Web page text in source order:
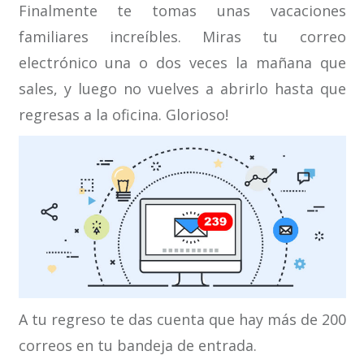
Finalmente te tomas unas vacaciones
familiares increíbles. Miras tu correo
electrónico una o dos veces la mañana que
sales, y luego no vuelves a abrirlo hasta que
regresas a la oficina. Glorioso!
A tu regreso te das cuenta que hay más de 200
correos en tu bandeja de entrada.